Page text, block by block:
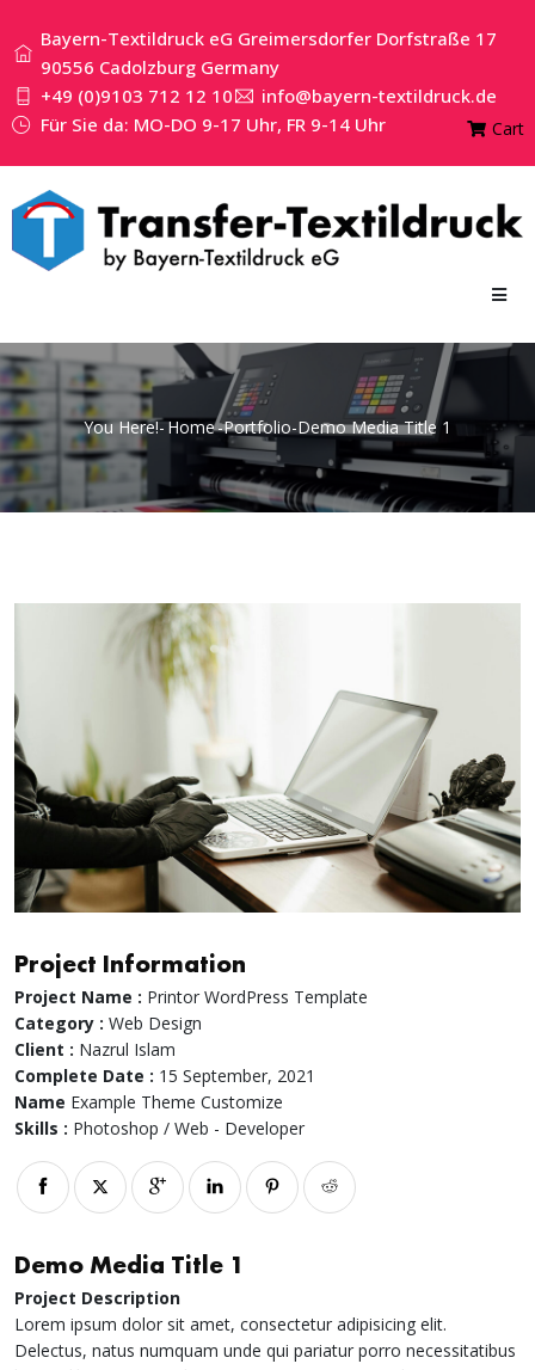
Bayern-Textildruck eG Greimersdorfer Dorfstraße 17
90556 Cadolzburg Germany
+49 (0)9103 712 12 10
info@bayern-textildruck.de
Für Sie da: MO-DO 9-17 Uhr, FR 9-14 Uhr
Cart
You Here!-Home-Portfolio-Demo Media Title 1
Project Information
Project Name : Printor WordPress Template
Category : Web Design
Client : Nazrul Islam
Complete Date : 15 September, 2021
Name Example Theme Customize
Skills : Photoshop / Web - Developer
Demo Media Title 1
Project Description
Lorem ipsum dolor sit amet, consectetur adipisicing elit.
Delectus, natus numquam unde qui pariatur porro necessitatibus